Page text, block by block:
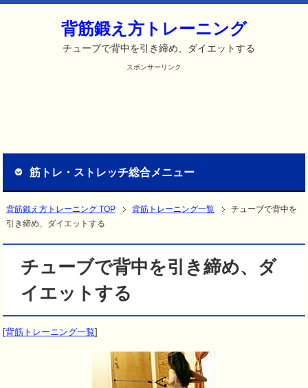
背筋鍛え方トレーニング
チューブで背中を引き締め、ダイエットする
スポンサーリンク
筋トレ・ストレッチ総合メニュー
背筋鍛え方トレーニング TOP 背筋トレーニング一覧
チューブで背中を
引き締め、ダイエットする
チューブで背中を引き締め、ダ
イエットする
[背筋トレーニング一覧]